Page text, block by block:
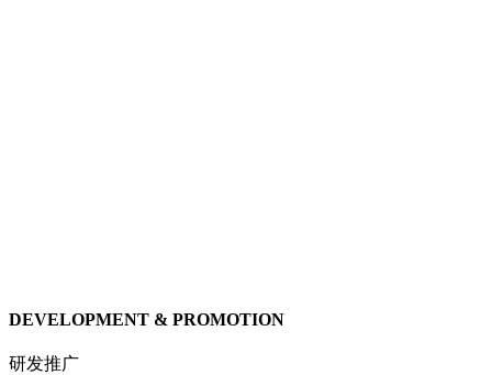
DEVELOPMENT & PROMOTION
研发推广